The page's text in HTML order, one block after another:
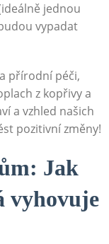
jednou
vypadat
přírodní péči,
z kopřivy ‍a
a vzhled​ našich
pozitivní⁢ změny!
Jak
vyhovuje